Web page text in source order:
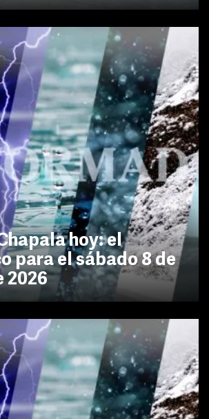
hoy: el
para el sábado 8 de
2026